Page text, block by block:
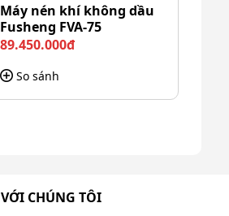
Máy nén khí không dầu
Fusheng FVA-75
89.450.000đ
So sánh
CHÚNG TÔI